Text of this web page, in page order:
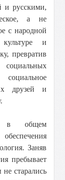
и русскими,
а не
с народной
и
превратив
друзей и
в общем
Заняв
пребывает
старались